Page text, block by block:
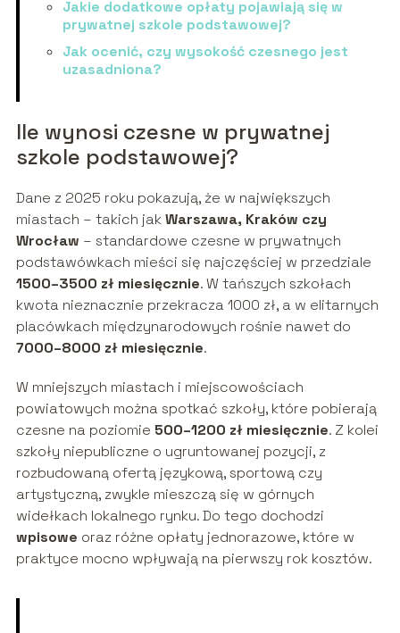
Jakie dodatkowe opłaty pojawiają się w
prywatnej szkole podstawowej?
Jak ocenić, czy wysokość czesnego jest
uzasadniona?
Ile wynosi czesne w prywatnej
szkole podstawowej?
Dane z 2025 roku pokazują, że w największych
miastach – takich jakWarszawa, Kraków czy
Wrocław – standardowe czesne w prywatnych
podstawówkach mieści się najczęściej w przedziale
1500–3500 zł miesięcznie. W tańszych szkołach
kwota nieznacznie przekracza 1000 zł, a w elitarnych
placówkach międzynarodowych rośnie nawet do
7000–8000 zł miesięcznie.
W mniejszych miastach i miejscowościach
powiatowych można spotkać szkoły, które pobierają
czesne na poziomie 500–1200 zł miesięcznie. Z kolei
szkoły niepubliczne o ugruntowanej pozycji, z
rozbudowaną ofertą językową, sportową czy
artystyczną, zwykle mieszczą się w górnych
widełkach lokalnego rynku. Do tego dochodzi
wpisowe oraz różne opłaty jednorazowe, które w
praktyce mocno wpływają na pierwszy rok kosztów.